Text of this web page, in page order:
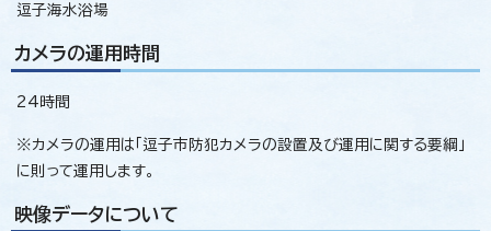
逗子海水浴場
カメラの運用時間
24時間
※カメラの運用は「逗子市防犯カメラの設置及び運用に関する要綱」
に則って運用します。
映像データについて